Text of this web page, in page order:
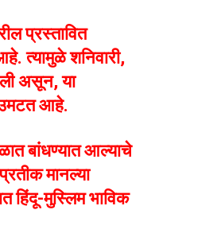
प्रस्तावित
त्यामुळे शनिवारी,
असून, या
उमटत आहे.
बांधण्यात आल्याचे
मानल्या
हिंदू-मुस्लिम भाविक